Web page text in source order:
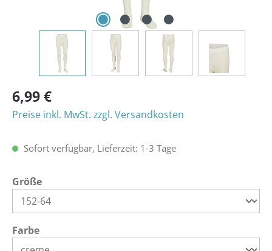
6,99 €
Preise inkl. MwSt. zzgl. Versandkosten
Sofort verfügbar, Lieferzeit: 1-3 Tage
Größeauswählen
Farbeauswählen